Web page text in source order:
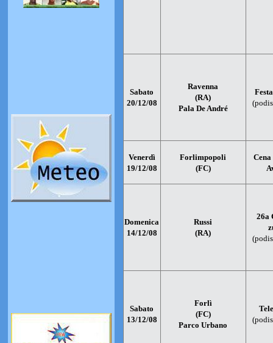
Sabato
20/12/08
Ravenna
(RA)
Pala De André
Venerdì
19/12/08
Forlimpopoli
(FC)
Cena
Domenica
14/12/08
Russi
(RA)
26a
Sabato
13/12/08
Forlì
(FC)
Parco Urbano